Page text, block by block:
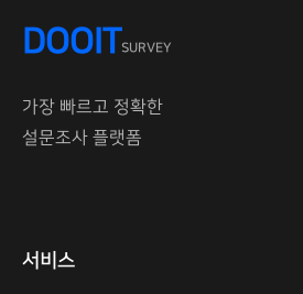
DOOITSURVEY
가장 빠르고 정확한
설문조사 플랫폼
서비스